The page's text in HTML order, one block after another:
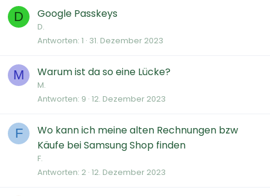
D Google Passkeys
D.
Antworten 1 31. Dezember 2023
M Warum ist da so eine Lücke?
M.
Antworten 9 12. Dezember 2023
F
Wo kann ich meine alten Rechnungen bzw
Käufe bei Samsung Shop finden
F.
Antworten 2 12. Dezember 2023